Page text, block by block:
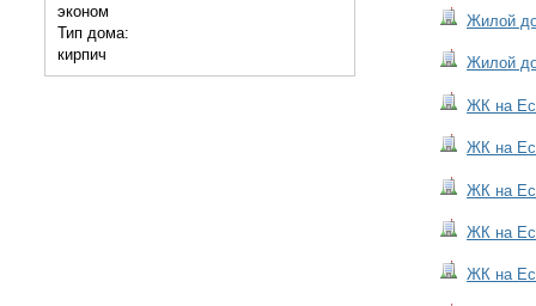
Жилой
Жилой
ЖК на
ЖК на
ЖК на
ЖК на
ЖК на
эконом
Тип дома:
кирпич